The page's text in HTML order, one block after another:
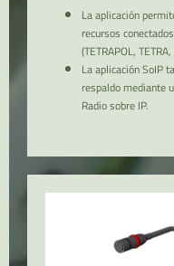
La aplicación
recursos
(TETRAPOL,
La aplicación SoIP
respaldo mediante
Radio sobre IP.